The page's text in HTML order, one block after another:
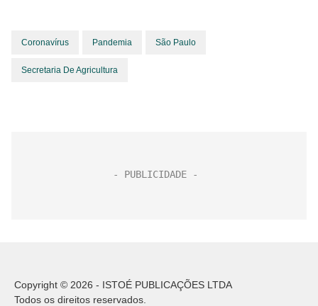
Coronavírus Pandemia São Paulo
Secretaria De Agricultura
Copyright © 2026 - ISTOÉ PUBLICAÇÕES LTDA
Todos os direitos reservados.